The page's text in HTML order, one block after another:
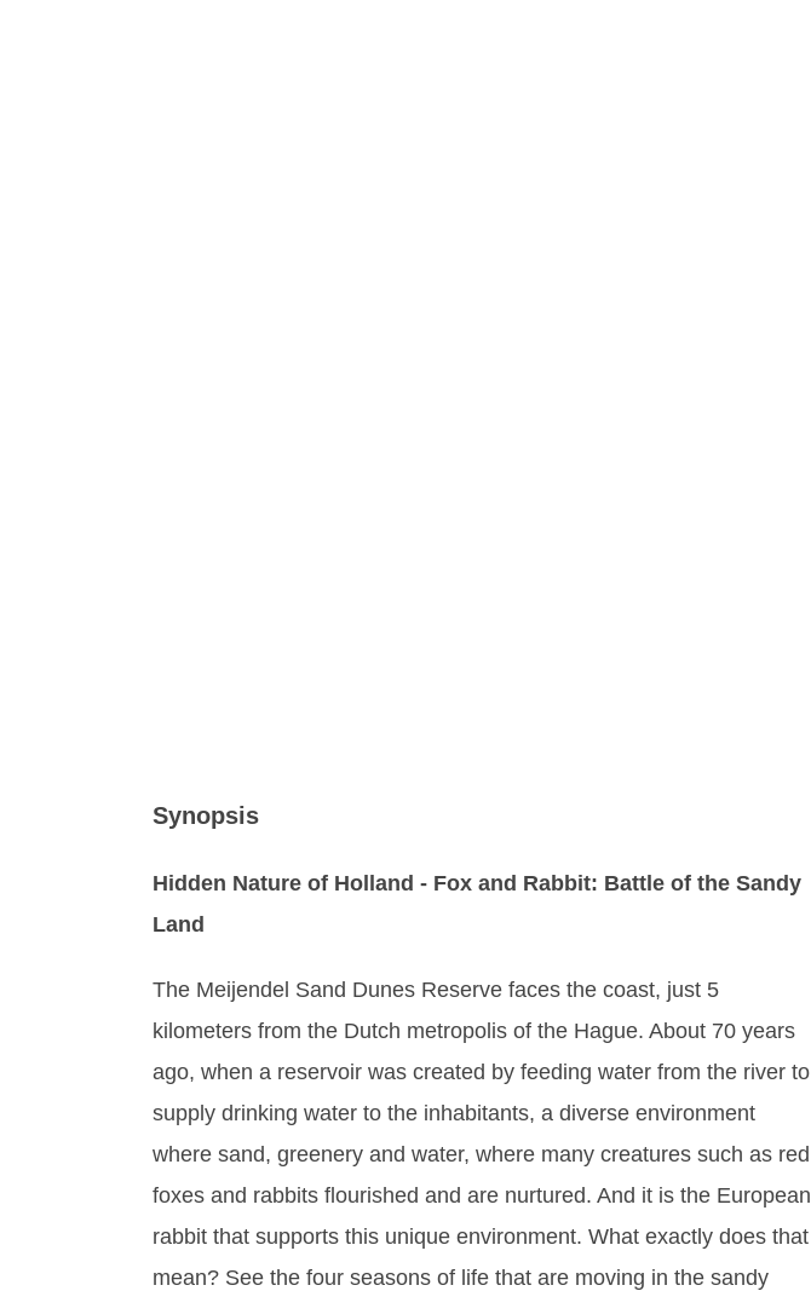
Synopsis
Hidden Nature of Holland - Fox and Rabbit: Battle of the Sandy
Land
The Meijendel Sand Dunes Reserve faces the coast, just 5
kilometers from the Dutch metropolis of the Hague. About 70 years
ago, when a reservoir was created by feeding water from the river to
supply drinking water to the inhabitants, a diverse environment
where sand, greenery and water, where many creatures such as red
foxes and rabbits flourished and are nurtured. And it is the European
rabbit that supports this unique environment. What exactly does that
mean? See the four seasons of life that are moving in the sandy